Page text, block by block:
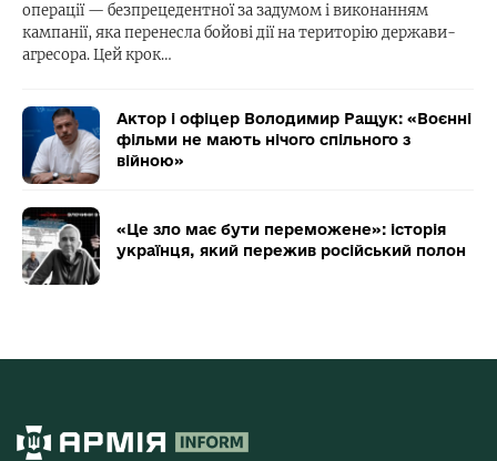
операції — безпрецедентної за задумом і виконанням
кампанії, яка перенесла бойові дії на територію держави-
агресора. Цей крок…
Актор і офіцер Володимир Ращук: «Воєнні
фільми не мають нічого спільного з
війною»
«Це зло має бути переможене»: історія
українця, який пережив російський полон